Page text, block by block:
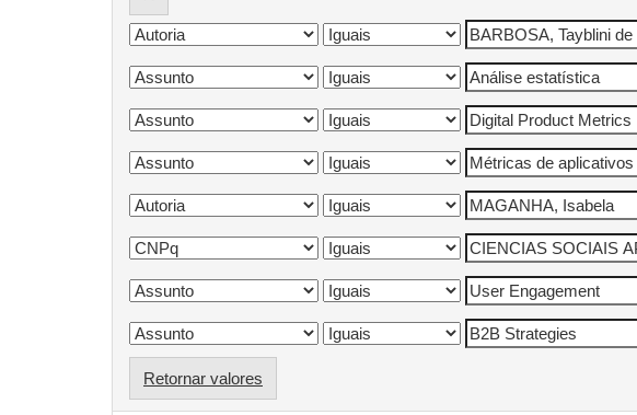
Retornar valores